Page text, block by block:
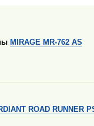
MIRAGE MR-762 AS
ROAD RUNNER